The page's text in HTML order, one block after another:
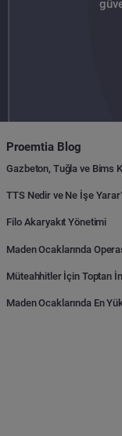
Proemtia Blog
TTS Nedir ve Ne İşe
Filo Akaryakıt Yönetimi